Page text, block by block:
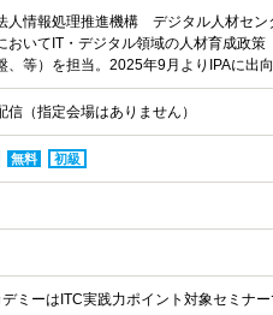
法人情報処理推進機構 デジタル人材セ
おいてIT・デジタル領域の人材育成政
、等）を担当。2025年9月よりIPAに出
信（指定会場はありません）
無料 初級
ミーはITC実践力ポイント対象セミナ